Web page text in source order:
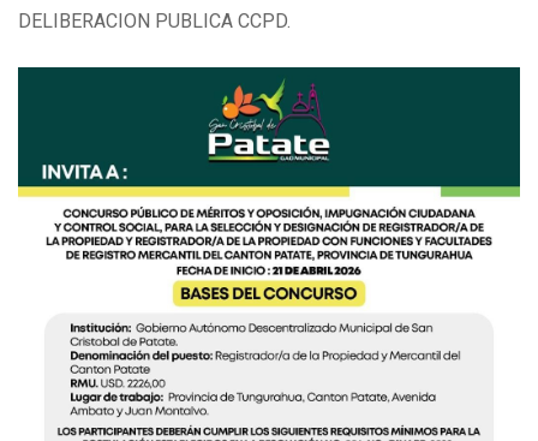
DELIBERACION PUBLICA CCPD.